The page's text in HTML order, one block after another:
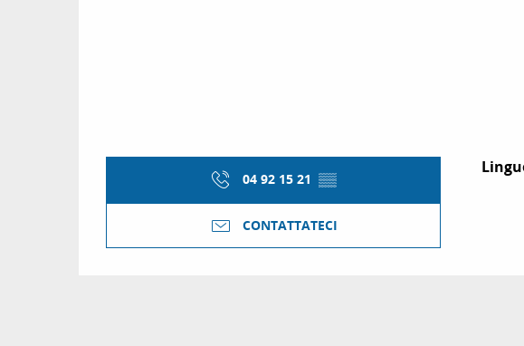
04 92 15 21 ▒▒
CONTATTATECI